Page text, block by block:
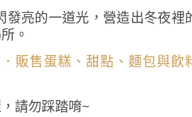
亮的一道光，營造出冬夜裡
。
請勿踩踏唷~